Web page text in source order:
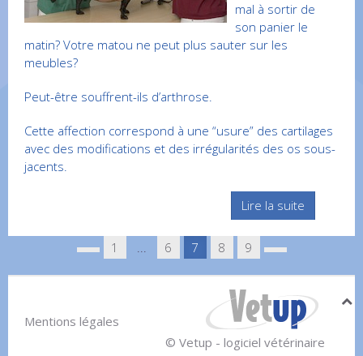
mal à sortir de
son panier le
matin? Votre matou ne peut plus sauter sur les
meubles?
Peut-être souffrent-ils d’arthrose.
Cette affection correspond à une “usure” des cartilages
avec des modifications et des irrégularités des os sous-
jacents.
Lire la suite
1 ... 6 7 8 9
Mentions légales
© Vetup - logiciel vétérinaire